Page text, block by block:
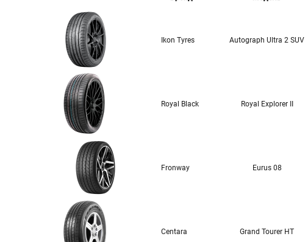
Ikon Tyres Autograph Ultra 2 SUV
Royal Black Royal Explorer II
Fronway Eurus 08
Centara Grand Tourer HT